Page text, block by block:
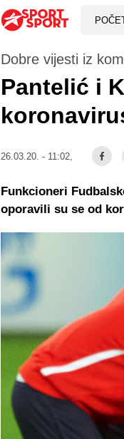
Dobre vijesti iz
Pantelić i
26.03.20. - 11:02,
Funkcioneri
oporavili su se od